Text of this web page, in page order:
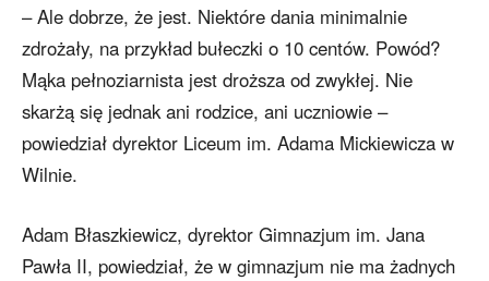
– Ale dobrze, że jest. Niektóre dania minimalnie
zdrożały, na przykład bułeczki o 10 centów. Powód?
Mąka pełnoziarnista jest droższa od zwykłej. Nie
skarżą się jednak ani rodzice, ani uczniowie –
powiedział dyrektor Liceum im. Adama Mickiewicza w
Wilnie.
Adam Błaszkiewicz, dyrektor Gimnazjum im. Jana
Pawła II, powiedział, że w gimnazjum nie ma żadnych